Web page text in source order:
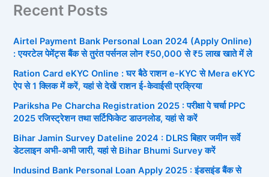
Recent Posts
Airtel Payment Bank Personal Loan 2024 (Apply Online)
: एयरटेल पेमेंट्स बैंक से तुरंत पर्सनल लोन ₹50,000 से ₹5 लाख खाते में ले
Ration Card eKYC Online : घर बैठे राशन e-KYC से Mera eKYC
ऐप से 1 क्लिक में करें, यहां से देखें राशन ई-केवाईसी प्रक्रिया
Pariksha Pe Charcha Registration 2025 : परीक्षा पे चर्चा PPC
2025 रजिस्ट्रेशन तथा सर्टिफिकेट डाउनलोड, यहां से करें
Bihar Jamin Survey Dateline 2024 : DLRS बिहार जमीन सर्वे
डेटलाइन अभी-अभी जारी, यहां से Bihar Bhumi Survey करें
Indusind Bank Personal Loan Apply 2025 : इंडसइंड बैंक से